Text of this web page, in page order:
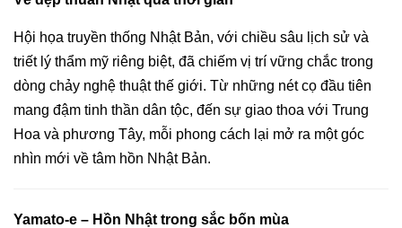
Hội họa truyền thống Nhật Bản, với chiều sâu lịch sử và
triết lý thẩm mỹ riêng biệt, đã chiếm vị trí vững chắc trong
dòng chảy nghệ thuật thế giới. Từ những nét cọ đầu tiên
mang đậm tinh thần dân tộc, đến sự giao thoa với Trung
Hoa và phương Tây, mỗi phong cách lại mở ra một góc
nhìn mới về tâm hồn Nhật Bản.
Yamato-e – Hồn Nhật trong sắc bốn mùa